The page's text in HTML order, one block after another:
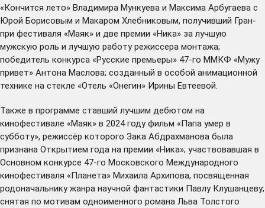
«Кончится лето» Владимира Мункуева и Максима Арбугаева с
Юрой Борисовым и Макаром Хлебниковым, получивший Гран-
при фестиваля «Маяк» и две премии «Ника» за лучшую
мужскую роль и лучшую работу режиссера монтажа;
победитель конкурса «Русские премьеры» 47-го ММКФ «Мужу
привет» Антона Маслова; созданный в особой анимационной
технике на стекле «Отель «Онегин» Ирины Евтеевой.
Также в программе ставший лучшим дебютом на
кинофестивале «Маяк» в 2024 году фильм «Папа умер в
субботу», режиссёр которого Зака Абдрахманова была
признана Открытием года на премии «Ника»; участвовавшая в
Основном конкурсе 47-го Московского Международного
кинофестиваля «Планета» Михаила Архипова, посвященная
родоначальнику жанра научной фантастики Павлу Клушанцеву;
снятая по мотивам одноименного романа Льва Толстого